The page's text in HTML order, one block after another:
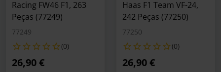
Racing FW46 F1, 263
Peças (77249)
77249
(0)
26,90 €
Haas F1 Team VF-24,
242 Peças (77250)
77250
(0)
26,90 €